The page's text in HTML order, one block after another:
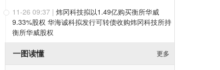
11-26 09:37 | 炜冈科技拟以1.49亿购买衡所华威
9.33%股权 华海诚科拟发行可转债收购炜冈科技所持
衡所华威股权
一图读懂 更多